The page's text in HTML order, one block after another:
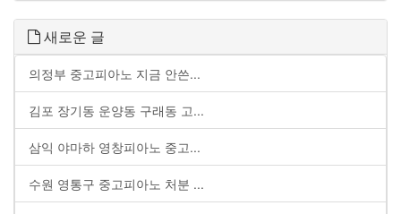
새로운 글
의정부 중고피아노 지금 안쓴...
김포 장기동 운양동 구래동 고...
삼익 야마하 영창피아노 중고...
수원 영통구 중고피아노 처분 ...